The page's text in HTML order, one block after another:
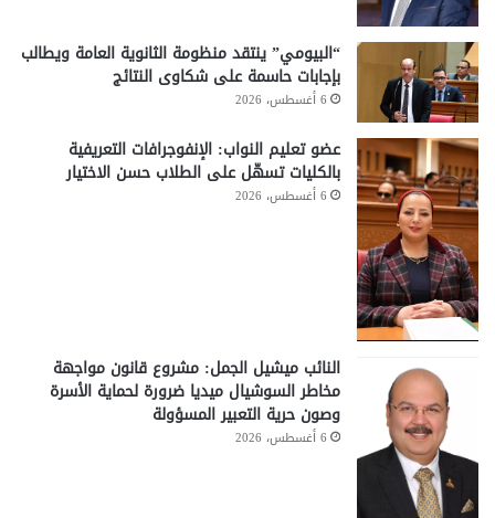
“البيومي” ينتقد منظومة الثانوية العامة ويطالب
بإجابات حاسمة على شكاوى النتائج
6 أغسطس، 2026
عضو تعليم النواب: الإنفوجرافات التعريفية
بالكليات تسهّل على الطلاب حسن الاختيار
6 أغسطس، 2026
النائب ميشيل الجمل: مشروع قانون مواجهة
مخاطر السوشيال ميديا ضرورة لحماية الأسرة
وصون حرية التعبير المسؤولة
6 أغسطس، 2026